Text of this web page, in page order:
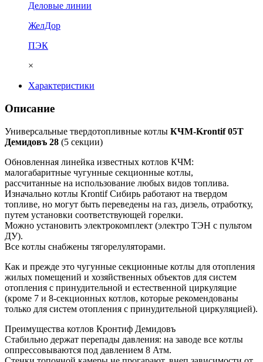
Деловые линии
ЖелДор
ПЭК
×
Характеристики
Описание
Универсальные твердотопливные котлы КЧМ-Krontif 05T
Демидовъ 28 (5 cекции)
Обновленная линейка известных котлов КЧМ:
малогабаритные чугунные секционные котлы,
рассчитанные на использование любых видов топлива.
Изначально котлы Krontif Сибирь работают на твердом
топливе, но могут быть переведены на газ, дизель, отработку,
путем установки соответствующей горелки.
Можно установить электрокомплект (электро ТЭН с пультом
ДУ).
Все котлы снабжены тягорелуляторами.
Как и прежде это чугунные секционные котлы для отопления
жилых помещений и хозяйственных объектов для систем
отопления с принудительной и естественной циркуляцие
(кроме 7 и 8-секционных котлов, которые рекомендованы
только для систем отопления с принудительной циркуляцией).
Преимущества котлов Кронтиф Демидовъ
Стабильно держат перепады давления: на заводе все котлы
оппрессовываются под давлением 8 Атм.